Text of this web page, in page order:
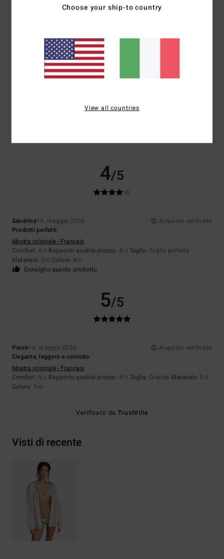
Taglia
Colore
4/5
Sandrine15. maggio 2026
Acquisto verificato
Prodotti perfetti
Mostra originale - Français
Comfort: 4/5 Rapporto qualità-prezzo: 4/5 Taglia: Taglia perfetta
Materiale: 5/5 Colore: 4/5
Consiglio questo prodotto
5/5
Pierre14. maggio 2026
Acquisto verificato
Elegante, leggero e comodo
Mostra originale - Français
Comfort: 5/5 Rapporto qualità-prezzo: 4/5 Taglia: Grande Materiale: 5 /5
Colore: 5/5
Verificato daTrustVille
Visti di recente
Choose your ship-to country
View all countries